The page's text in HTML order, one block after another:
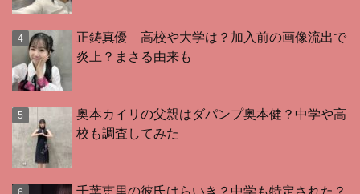
正鋳真優 高校や大学は？加入前の画像流出で
炎上？まさる由来も
奥本カイリの父親はダパンプ奥本健？中学や高
校も調査してみた
千葉恵里の彼氏はらいき？中学も特定された？